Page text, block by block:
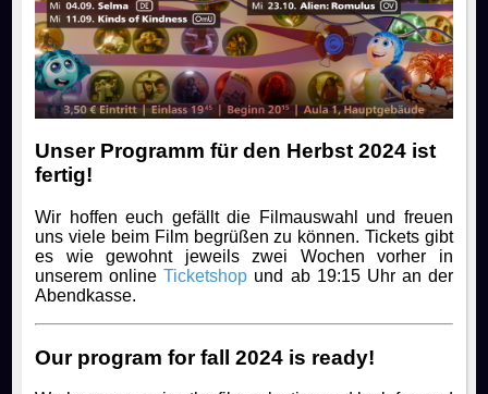
Unser Programm für den Herbst 2024 ist
fertig!
Wir hoffen euch gefällt die Filmauswahl und freuen
uns viele beim Film begrüßen zu können. Tickets gibt
es wie gewohnt jeweils zwei Wochen vorher in
unserem onlineTicketshop und ab 19:15 Uhr an der
Abendkasse.
Our program for fall 2024 is ready!